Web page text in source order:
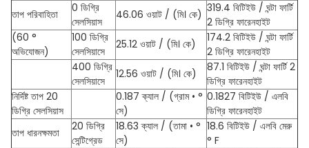
তাপ পরিবাহিতা
0 ডিগ্রি
সেলসিয়াস
46.06 ওয়াট / (মি। কে) 319.4 বিটিইউ / ঘন্টা ফার্টি
2 ডিগ্রি ফারেনহাইট
(60 °
অভিযোজন)
100 ডিগ্রি
সেলসিয়াসে
25.12 ওয়াট / (মি। কে)
174.2 বিটিইউ / ঘন্টা ফার্টি
2 ডিগ্রি ফারেনহাইট
400 ডিগ্রি
সেলসিয়াসে
12.56 ওয়াট / (মি। কে)
87.1 বিটিইউ / ঘন্টা ফার্টি 2
ডিগ্রি ফারেনহাইট
নির্দিষ্ট তাপ 20
ডিগ্রি সেলসিয়াস
0.187 ক্যাল / (গ্রাম • °
সে)
0.1827 বিটিইউ / এলবি
ডিগ্রি ফারেনহাইট
তাপ ধারনক্ষমতা
20 ডিগ্রি
সেন্টিগ্রেড
18.63 ক্যাল / (তামা • °
সে)
18.6 বিটিইউ / এলবি মেরু
° F